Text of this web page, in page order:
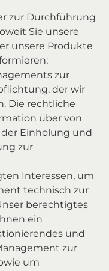
zur Durchführung
Sie unsere
unsere Produkte
zur
der wir
Die rechtliche
über von
Einholung und
zur
Interessen, um
technisch zur
berechtigtes
ein
und
zur
um